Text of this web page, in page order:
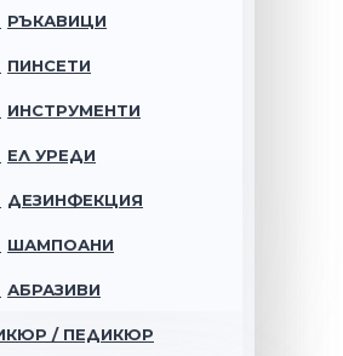
РЪКАВИЦИ
ПИНСЕТИ
ИНСТРУМЕНТИ
ЕЛ УРЕДИ
ДЕЗИНФЕКЦИЯ
ШАМПОАНИ
АБРАЗИВИ
/ ПЕДИКЮР